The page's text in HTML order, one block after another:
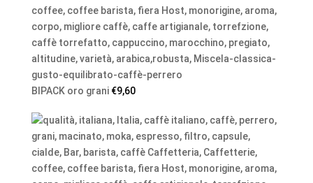
BIPACK oro grani €9,60